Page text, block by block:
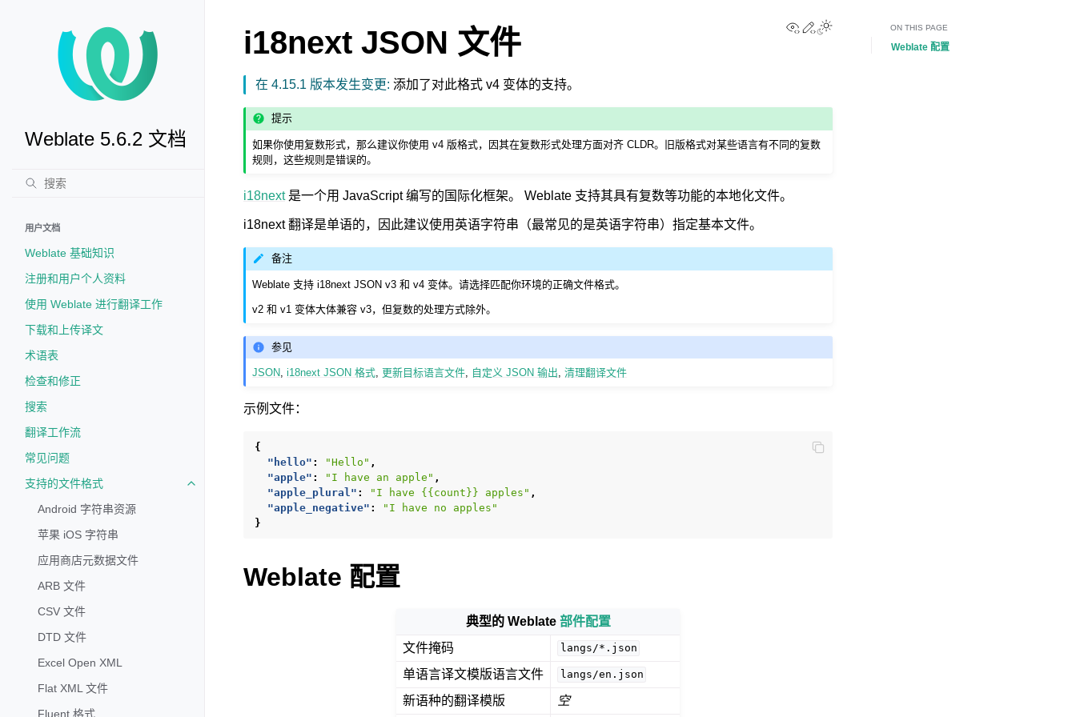
Weblate 5.6.2 文档
用户文档
Weblate 基础知识
注册和用户个人资料
使用 Weblate 进行翻译工作
下载和上传译文
术语表
检查和修正
搜索
翻译工作流
常见问题
支持的文件格式
Toggle navigation of 支持的文件格式
Android 字符串资源
苹果 iOS 字符串
应用商店元数据文件
ARB 文件
CSV 文件
DTD 文件
Excel Open XML
Flat XML 文件
Fluent 格式
View this page
Edit this page
Toggle Light / Dark / Auto color theme
i18next JSON 文件
在 4.15.1 版本发生变更: 添加了对此格式 v4 变体的支持。
提示
如果你使用复数形式，那么建议你使用 v4 版格式，因其在复数形式处理方面对齐 CLDR。旧版格式对某些语言有不同的复数
规则，这些规则是错误的。
i18next是一个用 JavaScript 编写的国际化框架。 Weblate 支持其具有复数等功能的本地化文件。
i18next 翻译是单语的，因此建议使用英语字符串（最常见的是英语字符串）指定基本文件。
备注
Weblate 支持 i18next JSON v3 和 v4 变体。请选择匹配你环境的正确文件格式。
v2 和 v1 变体大体兼容 v3，但复数的处理方式除外。
参见
JSON,i18next JSON 格式,更新目标语言文件, 自定义 JSON 输出,清理翻译文件
示例文件：
{
"hello" : "Hello" ,
"apple" : "I have an apple" ,
"apple_plural" : "I have {{count}} apples" ,
"apple_negative" :
"I have no apples"
}
Weblate 配置
典型的 Weblate 部件配置
文件掩码
langs/*.json
单语言译文模版语言文件 langs/en.json
新语种的翻译模版 空
ON THIS PAGE
Weblate 配置